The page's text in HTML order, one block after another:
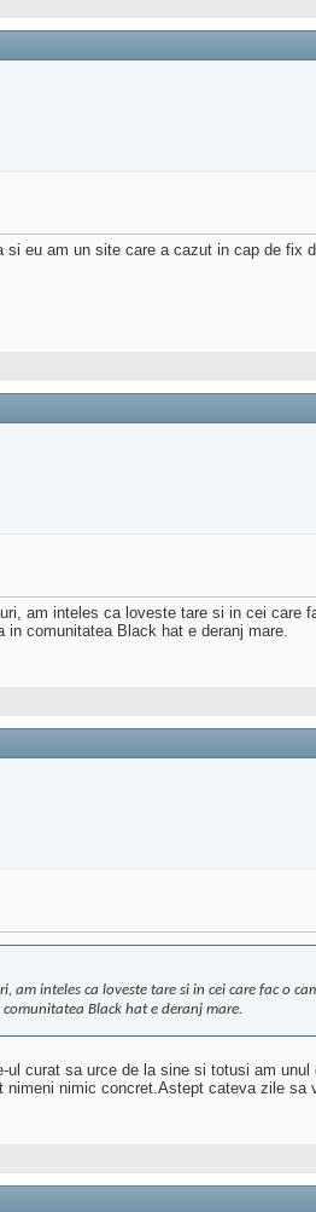
eu am un site care a cazut in cap de fix
am inteles ca loveste tare si in cei
comunitatea Black hat e deranj mare.
inteles ca loveste tare si in cei care fac o
Black hat e deranj mare.
curat sa urce de la sine si totusi am
nimic concret.Astept cateva zile sa